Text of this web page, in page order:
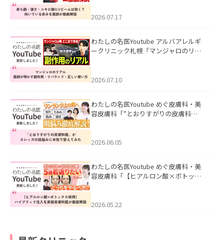
した。
2026.07.17
わたしの名医Youtube アルバアレルギ
ークリニック札幌「マンジャロのリア
た。
2026.07.10
わたしの名医Youtube めぐ皮膚科・美
容皮膚科「”とおりすがりの皮膚科
2026.06.05
わたしの名医Youtube めぐ皮膚科・美
容皮膚科「【ヒアルロン酸×ボトック
た。
2026.05.22